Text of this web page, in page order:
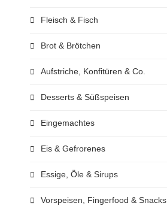
Fleisch & Fisch
Brot & Brötchen
Aufstriche, Konfitüren & Co.
Desserts & Süßspeisen
Eingemachtes
Eis & Gefrorenes
Essige, Öle & Sirups
Vorspeisen, Fingerfood & Snacks